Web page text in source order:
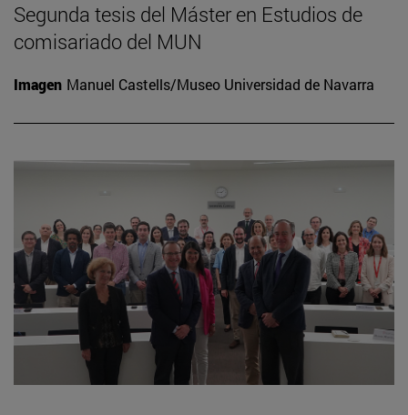
Segunda tesis del Máster en Estudios de
comisariado del MUN
Imagen Manuel Castells/Museo Universidad de Navarra